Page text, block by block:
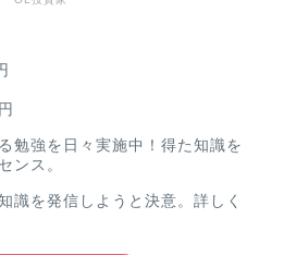
勉強を日々実施中！得た知識を
ンス。
識を発信しようと決意。詳しく